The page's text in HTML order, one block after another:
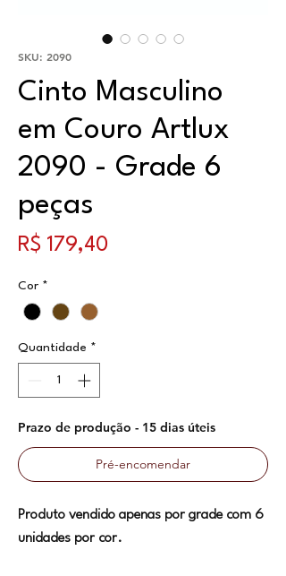
SKU: 2090
Cinto Masculino
em Couro Artlux
2090 - Grade 6
peças
R$ 179,40
Cor *
Quantidade *
Prazo de produção - 15 dias úteis
Pré-encomendar
Produto vendido apenas por grade com 6
unidades por cor.